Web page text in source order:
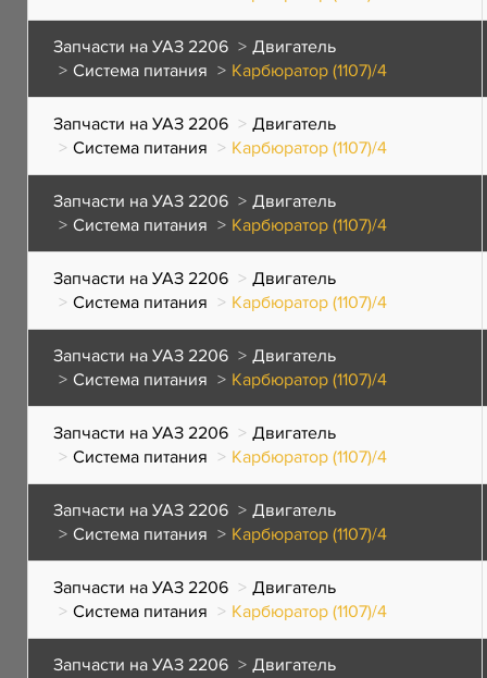
Запчасти на УАЗ 2206
Двигатель
Система питания
Карбюратор (1107)/4
Запчасти на УАЗ 2206
Двигатель
Система питания
Карбюратор (1107)/4
Запчасти на УАЗ 2206
Двигатель
Система питания
Карбюратор (1107)/4
Запчасти на УАЗ 2206
Двигатель
Система питания
Карбюратор (1107)/4
Запчасти на УАЗ 2206
Двигатель
Система питания
Карбюратор (1107)/4
Запчасти на УАЗ 2206
Двигатель
Система питания
Карбюратор (1107)/4
Запчасти на УАЗ 2206
Двигатель
Система питания
Карбюратор (1107)/4
Запчасти на УАЗ 2206
Двигатель
Система питания
Карбюратор (1107)/4
Запчасти на УАЗ 2206
Двигатель